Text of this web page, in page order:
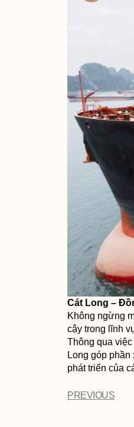
Cát Long –
Không ngừng
cậy trong lĩnh
Thông qua
Long góp
phát triển của
PREVIOUS